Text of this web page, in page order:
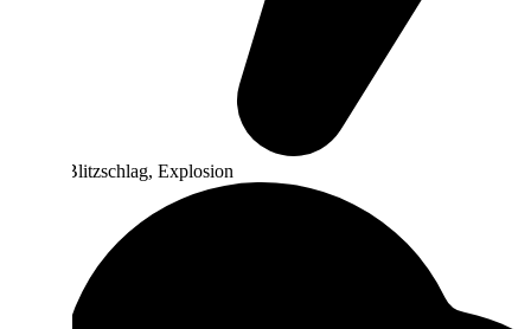
Brand, Blitzschlag, Explosion